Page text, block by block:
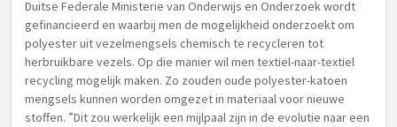
Duitse Federale Ministerie van Onderwijs en Onderzoek wordt
gefinancieerd en waarbij men de mogelijkheid onderzoekt om
polyester uit vezelmengsels chemisch te recycleren tot
herbruikbare vezels. Op die manier wil men textiel-naar-textiel
recycling mogelijk maken. Zo zouden oude polyester-katoen
mengsels kunnen worden omgezet in materiaal voor nieuwe
stoffen. ”Dit zou werkelijk een mijlpaal zijn in de evolutie naar een